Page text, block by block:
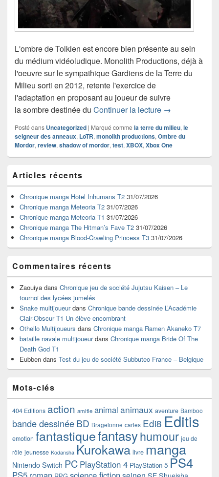
L'ombre de Tolkien est encore bien présente au sein
du médium vidéoludique. Monolith Productions, déjà à
l'oeuvre sur le sympathique Gardiens de la Terre du
Milieu sorti en 2012, retente l'exercice de
l'adaptation en proposant au joueur de suivre
la sombre destinée du Continuer la lecture Test de La
→
Posté dans Uncategorized | Marqué comme la terre du milieu, le
seigneur des anneaux, LoTR, monolith productions, Ombre du
Mordor, review, shadow of mordor, test, XBOX, Xbox One
principale
de
widget
pour
barre
latérale
Articles récents
Chronique manga Hotel Inhumans T2 31/07/2026
Chronique manga Meteoria T2 31/07/2026
Chronique manga Meteoria T1 31/07/2026
Chronique manga The Hitman’s Fave T2 31/07/2026
Chronique manga Blood-Crawling Princess T3 31/07/2026
Commentaires récents
Zaouiya dans Chronique jeu de société Jujutsu Kaisen – Le
tournoi des lycées jumelés
Snake multijoueurdans Chronique bande dessinée L’Académie
Clair-Obscur T1 Un élève encombrant
Othello Multijoueurs dans Chronique manga Ramen Akaneko T7
bataille navale multijoueurdans Chronique manga Bride Of The
Death God T1
Eubben dans Test du jeu de société Subbuteo France – Belgique
Mots-clés
404 Editions action amitie animal animaux aventure Bamboo
bande dessinéeBD Bragelonne cartes Edi8 Editis
emotion fantastiquefantasyhumour jeu de
rôle jeunesse Kodansha Kurokawa livre manga
Nintendo Switch PC PlayStation 4 PlayStation 5 PS4